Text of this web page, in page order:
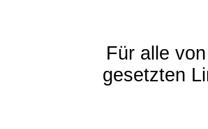
Für alle
gesetzten